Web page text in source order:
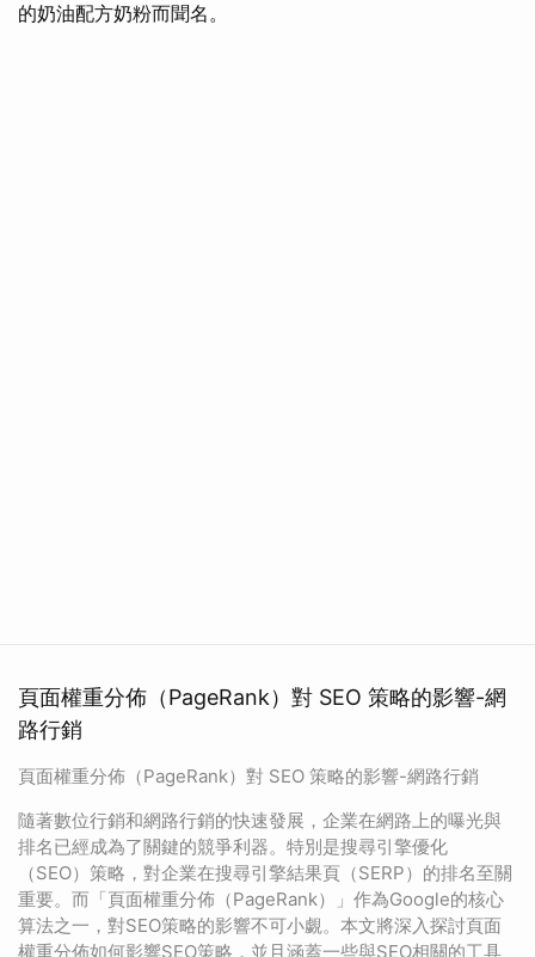
的奶油​​配方奶粉而聞名。
頁面權重分佈（PageRank）對 SEO 策略的影響-網
路行銷
頁面權重分佈（PageRank）對 SEO 策略的影響-網路行銷
隨著數位行銷和網路行銷的快速發展，企業在網路上的曝光與
排名已經成為了關鍵的競爭利器。特別是搜尋引擎優化
（SEO）策略，對企業在搜尋引擎結果頁（SERP）的排名至關
重要。而「頁面權重分佈（PageRank）」作為Google的核心
算法之一，對SEO策略的影響不可小覷。本文將深入探討頁面
權重分佈如何影響SEO策略，並且涵蓋一些與SEO相關的工具